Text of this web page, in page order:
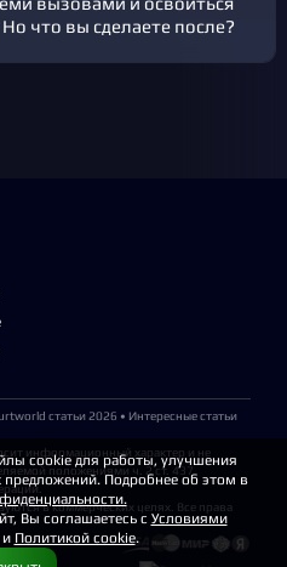
что вы сделаете после?
статьи 2026 • Интересные статьи
информационный характер и не
положениями ч. 2 ст. 437
в коммерческих целях. Все права
cookie для работы, улучшения
предложений. Подробнее об этом в
Вы соглашаетесь с Условиями
и Политикой cookie.